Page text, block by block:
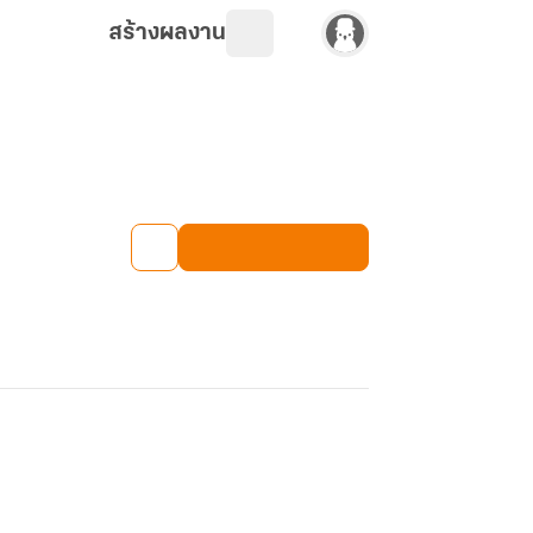
สร้างผลงาน